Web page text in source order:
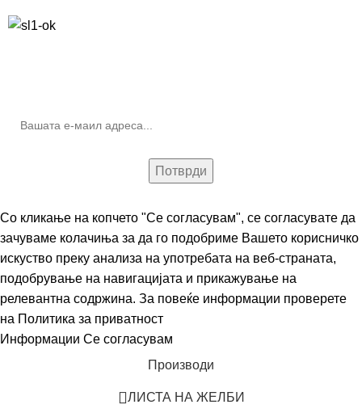
Со кликање на копчето "Се согласувам", се согласувате да
зачуваме колачиња за да го подобриме Вашето корисничко
искуство преку анализа на употребата на веб-страната,
подобрување на навигацијата и прикажување на
релевантна содржина. За повеќе информации проверете
на Политика за приватност
Информации Се согласувам
Производи
ЛИСТА НА ЖЕЛБИ